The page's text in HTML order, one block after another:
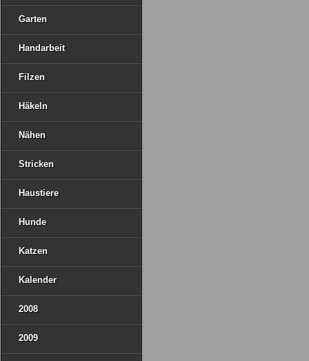
Garten
Handarbeit
Filzen
Häkeln
Nähen
Stricken
Haustiere
Hunde
Katzen
Kalender
2008
2009